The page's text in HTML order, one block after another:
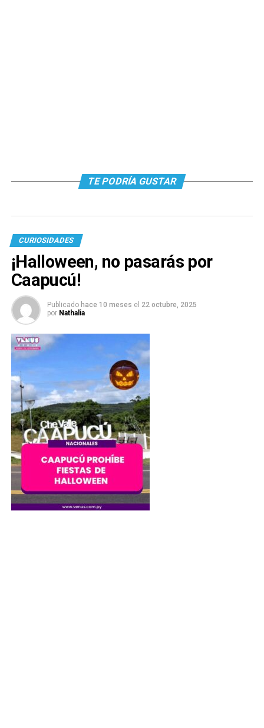
TE PODRÍA GUSTAR
CURIOSIDADES
¡Halloween, no pasarás por
Caapucú!
Publicado hace 10 meses el 22 octubre, 2025
por Nathalia